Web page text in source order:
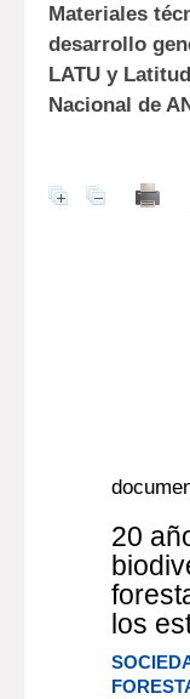
Materiales
desarrollo
LATU y
Nacional de
20
los